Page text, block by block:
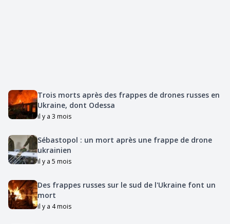
Trois morts après des frappes de drones russes en
Ukraine, dont Odessa
il y a 3 mois
Sébastopol : un mort après une frappe de drone
ukrainien
il y a 5 mois
Des frappes russes sur le sud de l'Ukraine font un
mort
il y a 4 mois